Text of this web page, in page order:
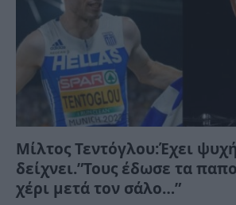
Μίλτος Τεντόγλου:Έχει
δείχνει.”Τους έδωσε τα
χέρι μετά τον σάλο…”